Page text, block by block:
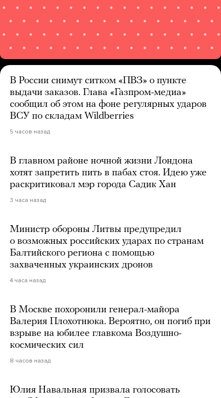
В России снимут ситком «ПВЗ» о пункте
выдачи заказов. Глава «Газпром-медиа»
сообщил об этом на фоне регулярных ударов
ВСУ по складам Wildberries
5 часов назад
В главном районе ночной жизни Лондона
хотят запретить пить в пабах стоя. Идею уже
раскритиковал мэр города Садик Хан
3 часа назад
Министр обороны Литвы предупредил
о возможных российских ударах по странам
Балтийского региона с помощью
захваченных украинских дронов
4 часа назад
В Москве похоронили генерал-майора
Валерия Плохотнюка. Вероятно, он погиб при
взрыве на юбилее главкома Воздушно-
космических сил
8 часов назад
Юлия Навальная призвала голосовать